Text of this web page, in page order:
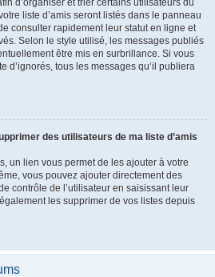
d’organiser et trier certains utilisateurs du
liste d’amis seront listés dans le panneau
consulter rapidement leur statut en ligne et
Selon le style utilisé, les messages publiés
être mis en surbrillance. Si vous
d’ignorés, tous les messages qu’il publiera
des utilisateurs de ma liste d’amis
un lien vous permet de les ajouter à votre
vous pouvez ajouter directement des
contrôle de l’utilisateur en saisissant leur
les supprimer de vos listes depuis